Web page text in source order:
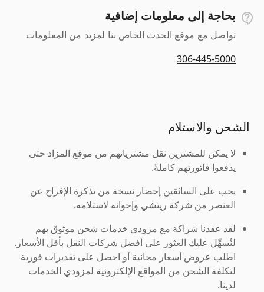
بحاجة إلى معلومات إضافية
تواصل مع موقع الحدث الخاص بنا لمزيد من المعلومات.
306-445-5000
الشحن والاستلام
لا يمكن للمشترين نقل مشترياتهم من موقع المزاد حتى
يدفعوا فاتورتهم كاملةً.
يجب على السائقين إحضار نسخة من تذكرة الإفراج عن
العنصر من شركة ريتشي وإخوانه لاستلامه.
لقد عقدنا شراكة مع مزودي خدمات شحن موثوق بهم
لنُسهِّل عليك العثور على أفضل شركات النقل بأقل الأسعار.
اطلب عروض أسعار مجانية أو احصل على تقديرات فورية
لتكلفة الشحن من المواقع الإلكترونية لمزودي الخدمات
لدينا.